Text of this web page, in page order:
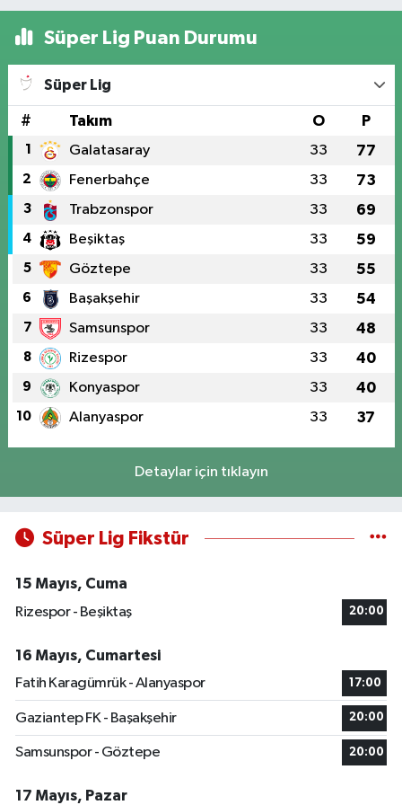
Süper Lig Puan Durumu
Süper Lig
# Takım O P
1 Galatasaray 33 77
2 Fenerbahçe 33 73
3 Trabzonspor 33 69
4 Beşiktaş 33 59
5 Göztepe 33 55
6 Başakşehir 33 54
7 Samsunspor 33 48
8 Rizespor 33 40
9 Konyaspor 33 40
10 Alanyaspor 33 37
Detaylar için tıklayın
Süper Lig Fikstür
15 Mayıs, Cuma
Rizespor - Beşiktaş
20:00
16 Mayıs, Cumartesi
Fatih Karagümrük - Alanyaspor
17:00
Gaziantep FK - Başakşehir 20:00
Samsunspor - Göztepe 20:00
17 Mayıs, Pazar